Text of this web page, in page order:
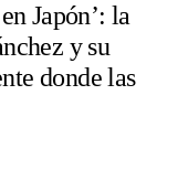
Japón’: la
y su
donde las